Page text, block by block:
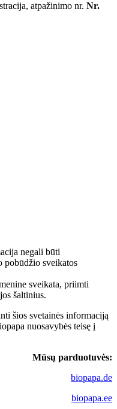
atpažinimo nr. Nr.
negali būti
pobūdžio sveikatos
sveikata, priimti
šaltinius.
šios svetainės informaciją
nuosavybės teisę į
Mūsų parduotuvės:
biopapa.de
biopapa.ee